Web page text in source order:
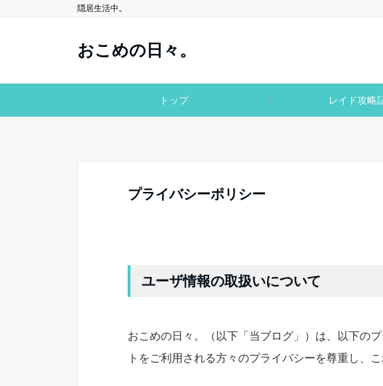
隠居生活中。
おこめの日々。
トップ レイド攻略
プライバシーポリシー
ユーザ情報の取扱いについて
おこめの日々。（以下「当ブログ」）は、以下の
トをご利用される方々のプライバシーを尊重し、